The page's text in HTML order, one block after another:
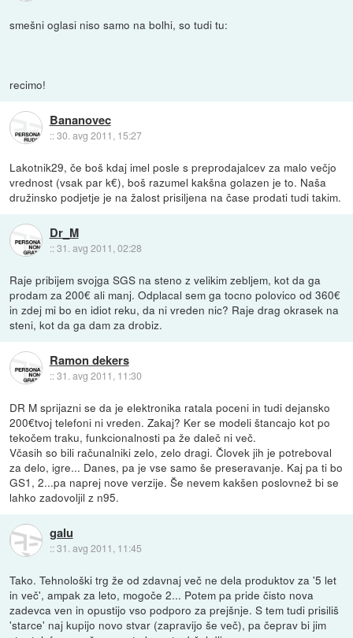
smešni oglasi niso samo na bolhi, so tudi tu:
recimo!
Bananovec
::30. avg 2011, 15:27
Lakotnik29, če boš kdaj imel posle s preprodajalcev za malo večjo
vrednost (vsak par k€), boš razumel kakšna golazen je to. Naša
družinsko podjetje je na žalost prisiljena na čase prodati tudi takim.
Dr_M
::31. avg 2011, 02:28
Raje pribijem svojga SGS na steno z velikim zebljem, kot da ga
prodam za 200€ ali manj. Odplacal sem ga tocno polovico od 360€
in zdej mi bo en idiot reku, da ni vreden nic? Raje drag okrasek na
steni, kot da ga dam za drobiz.
Ramon dekers
::31. avg 2011, 11:30
DR M sprijazni se da je elektronika ratala poceni in tudi dejansko
200€tvoj telefoni ni vreden. Zakaj? Ker se modeli štancajo kot po
tekočem traku, funkcionalnosti pa že daleč ni več.
Včasih so bili računalniki zelo, zelo dragi. Človek jih je potreboval
za delo, igre... Danes, pa je vse samo še preseravanje. Kaj pa ti bo
GS1, 2...pa naprej nove verzije. Še nevem kakšen poslovnež bi se
lahko zadovoljil z n95.
galu
::31. avg 2011, 11:45
Tako. Tehnološki trg že od zdavnaj več ne dela produktov za '5 let
in več', ampak za leto, mogoče 2... Potem pa pride čisto nova
zadevca ven in opustijo vso podporo za prejšnje. S tem tudi prisiliš
'starce' naj kupijo novo stvar (zapravijo še več), pa čeprav bi jim